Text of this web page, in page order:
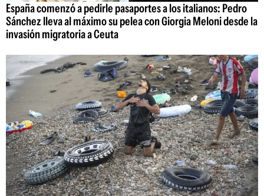
España comenzó a pedirle pasaportes a los italianos: Pedro
Sánchez lleva al máximo su pelea con Giorgia Meloni desde la
invasión migratoria a Ceuta